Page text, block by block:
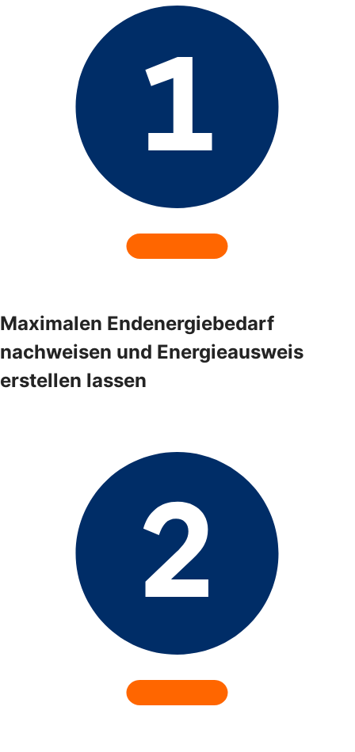
Maximalen Endenergiebedarf
nachweisen und Energieausweis
erstellen lassen